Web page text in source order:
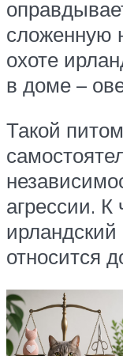
сложенную
охоте
в доме –
Такой
агрессии.
относится